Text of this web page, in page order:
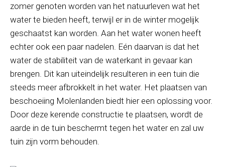
zomer genoten worden van het natuurleven wat het
water te bieden heeft, terwijl er in de winter mogelijk
geschaatst kan worden. Aan het water wonen heeft
echter ook een paar nadelen. Eén daarvan is dat het
water de stabiliteit van de waterkant in gevaar kan
brengen. Dit kan uiteindelijk resulteren in een tuin die
steeds meer afbrokkelt in het water. Het plaatsen van
beschoeiing Molenlanden biedt hier een oplossing voor.
Door deze kerende constructie te plaatsen, wordt de
aarde in de tuin beschermt tegen het water en zal uw
tuin zijn vorm behouden.